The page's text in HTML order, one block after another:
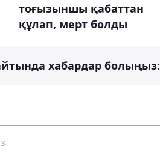
тоғызыншы қабаттан
құлап, мерт болды
хабардар болыңыз: